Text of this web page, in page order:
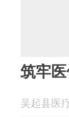
筑牢
吴起县医